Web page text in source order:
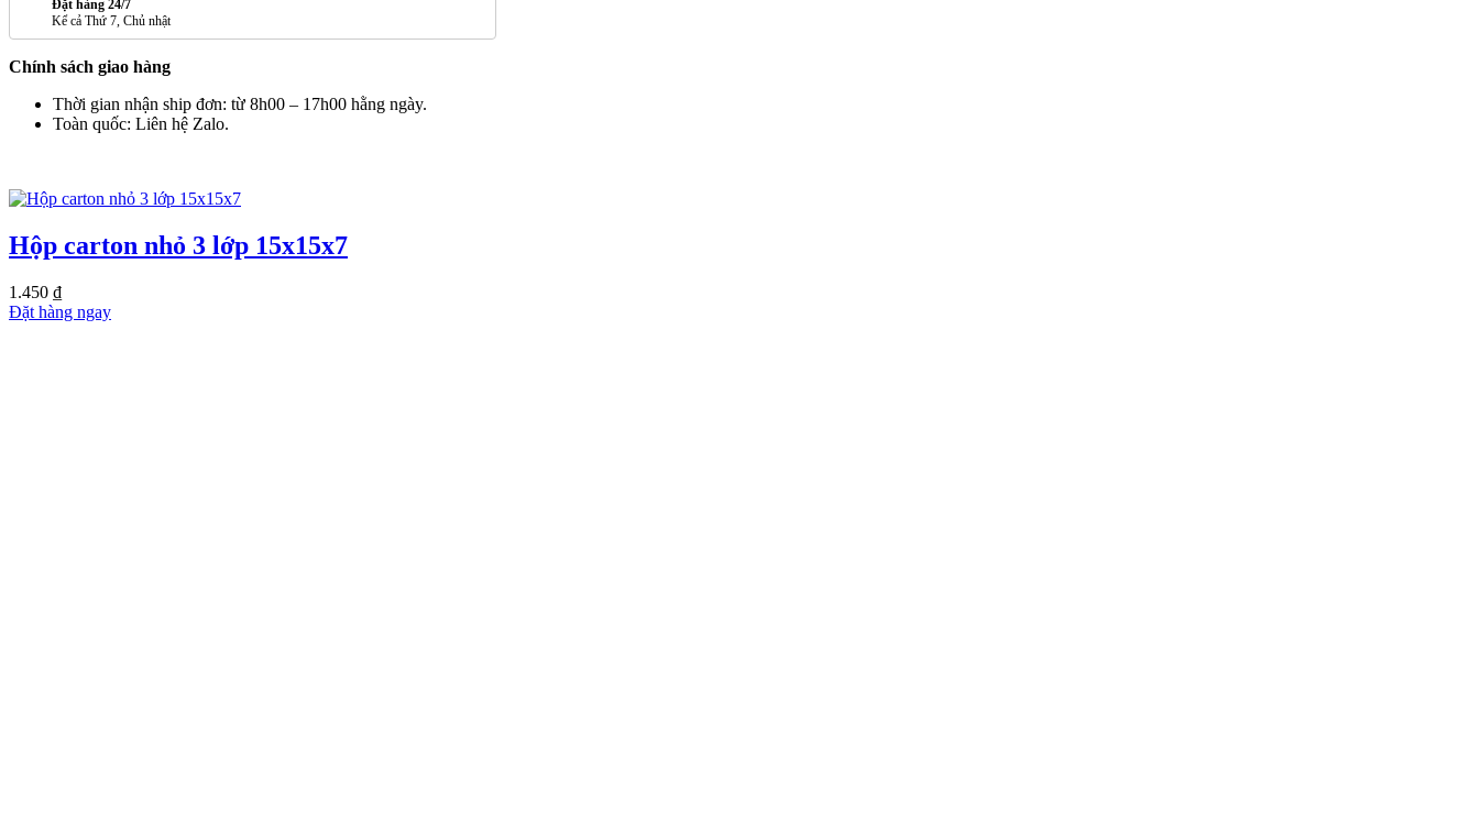
Đặt hàng 24/7
Kể cả Thứ 7, Chủ nhật
Chính sách giao hàng
Thời gian nhận ship đơn: từ 8h00 – 17h00 hằng ngày.
Toàn quốc: Liên hệ Zalo.
Hộp carton nhỏ 3 lớp 15x15x7
1.450 ₫
Đặt hàng ngay